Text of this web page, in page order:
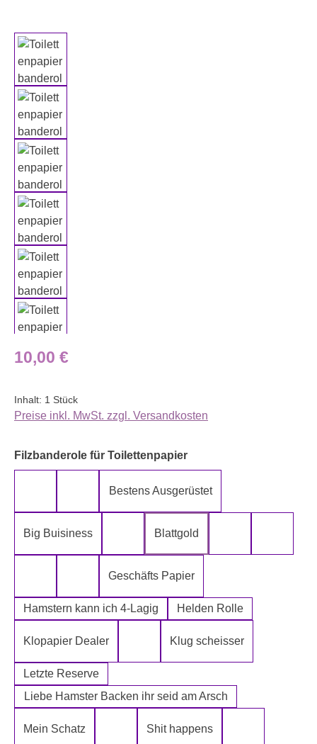
Regulärer Preis:
10,00 €
Inhalt: 1 Stück
Preise inkl. MwSt. zzgl. Versandkosten
Filzbanderole für Toilettenpapierauswählen
5-Lagig ich kann´s mir leisten
Alter spielt keine Rolle
Bestens Ausgerüstet
Big Buisiness
Bitte bleiben sie während der
Blattgold
Fugen Reiniger
Fürn Arsch
Geschäfts Papier
Hamstern kann ich 4-Lagig Helden Rolle
Klopapier Dealer
Klopapier Mafia
Klug scheisser
Letzte Reserve
Liebe Hamster Backen ihr seid am Arsch
Mein Schatz
Psssst Hamster Ware
Shit happens